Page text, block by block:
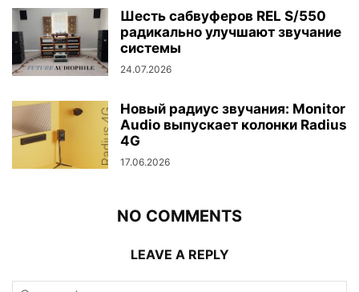
Шесть сабвуферов REL S/550
радикально улучшают звучание
системы
24.07.2026
Новый радиус звучания: Monitor
Audio выпускает колонки Radius
4G
17.06.2026
NO COMMENTS
LEAVE A REPLY